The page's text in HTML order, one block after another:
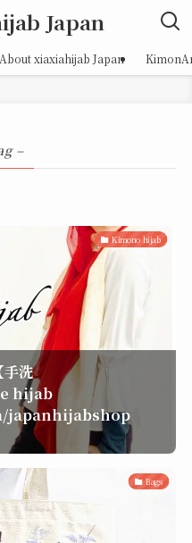
Japan
About xiaxiahijab Japan
–
Kimono hijab
洗
hijab
japanhijabshop
Bags